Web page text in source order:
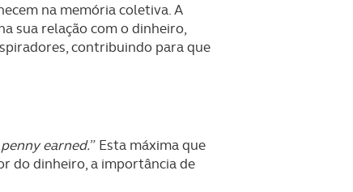
na memória coletiva. A
sua relação com o dinheiro,
contribuindo para que
earned.” Esta máxima que
do dinheiro, a importância de